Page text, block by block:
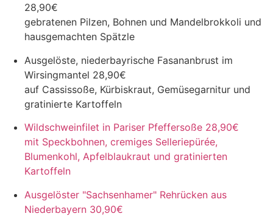
28,90€
gebratenen Pilzen, Bohnen und Mandelbrokkoli und
hausgemachten Spätzle
Ausgelöste, niederbayrische Fasananbrust im
Wirsingmantel 28,90€
auf Cassissoße, Kürbiskraut, Gemüsegarnitur und
gratinierte Kartoffeln
Wildschweinfilet in Pariser Pfeffersoße 28,90€
mit Speckbohnen, cremiges Selleriepürée,
Blumenkohl, Apfelblaukraut und gratinierten
Kartoffeln
Ausgelöster "Sachsenhamer" Rehrücken aus
Niederbayern 30,90€